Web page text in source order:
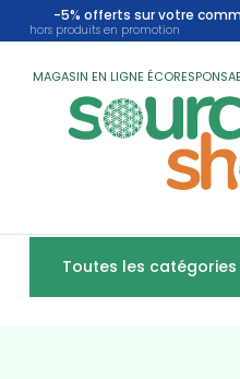
-5% offerts sur votre
hors produits en promotion
MAGASIN EN LIGNE
Toutes les catégories